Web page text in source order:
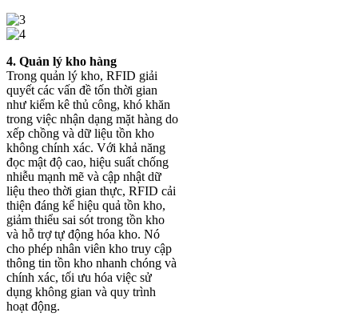
4. Quản lý kho hàng
Trong quản lý kho, RFID giải
quyết các vấn đề tốn thời gian
như kiểm kê thủ công, khó khăn
trong việc nhận dạng mặt hàng do
xếp chồng và dữ liệu tồn kho
không chính xác. Với khả năng
đọc mật độ cao, hiệu suất chống
nhiễu mạnh mẽ và cập nhật dữ
liệu theo thời gian thực, RFID cải
thiện đáng kể hiệu quả tồn kho,
giảm thiểu sai sót trong tồn kho
và hỗ trợ tự động hóa kho. Nó
cho phép nhân viên kho truy cập
thông tin tồn kho nhanh chóng và
chính xác, tối ưu hóa việc sử
dụng không gian và quy trình
hoạt động.